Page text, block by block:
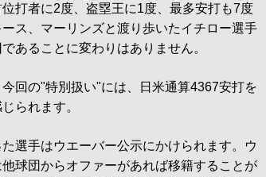
打者に2度、盗塁王に1度、最多安打も7度
ス、マーリンズと渡り歩いたイチロー選手
あることに変わりはありません。
回の"特別扱い"には、日米通算4367安打を
られます。
選手はウエーバー公示にかけられます。ウ
球団からオファーがあれば移籍することが